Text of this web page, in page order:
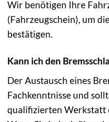
Wir benötigen Ihre
(Fahrzeugschein), um
bestätigen.
Kann ich den
Der Austausch eines
Fachkenntnisse und
qualifizierten Werkstatt